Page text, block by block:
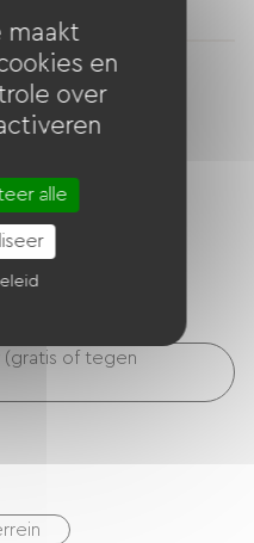
Geld
(gratis of tegen
maakt
en
over
alle